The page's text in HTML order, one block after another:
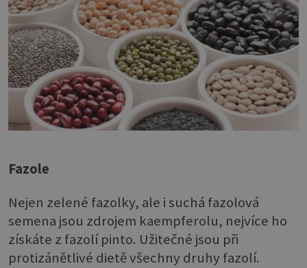
Fazole
Nejen zelené fazolky, ale i suchá fazolová
semena jsou zdrojem kaempferolu, nejvíce ho
získáte z fazolí pinto. Užitečné jsou při
protizánětlivé dietě všechny druhy fazolí.